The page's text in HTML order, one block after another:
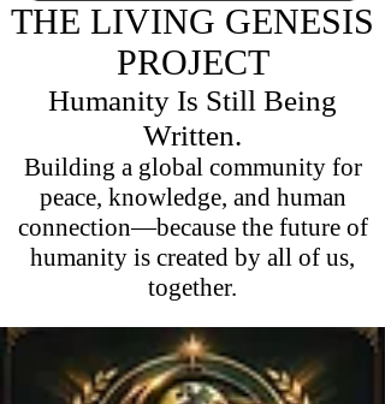
THE LIVING GENESIS
PROJECT
Humanity Is Still Being
Written.
Building a global community for
peace, knowledge, and human
connection—because the future of
humanity is created by all of us,
together.